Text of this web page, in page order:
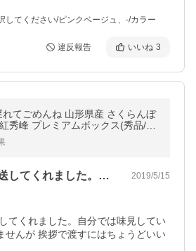
してください/ピンクベージュ、-/カラー
違反報告 いいね 3
れてごめんね 山形県産 さくらんぼ
秀峰 プレミアムボックス(秀品/L
)
注文からすぐに発送してくれました。自分… 2019/5/15
てくれました。自分では味見してい
せんが 挨拶で渡すにはちょうどいい